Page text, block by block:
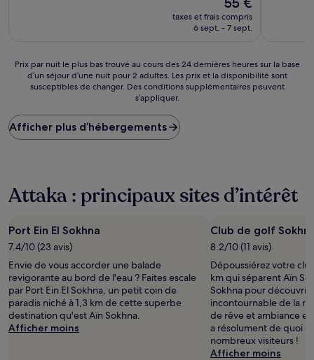
nouveau
prix
55 €
taxes et frais compris
6 sept. - 7 sept.
Prix
plus
bas
trouvé
24 dernières
heures
la
base
d’un
séjour
d’une
nuit
pour
2 adultes.
Les
Prix par nuit le plus bas trouvé au cours des 24 dernières heures sur la base
d’un séjour d’une nuit pour 2 adultes. Les prix et la disponibilité sont
susceptibles de changer. Des conditions supplémentaires peuvent
s’appliquer.
Afficher plus d’hébergements
Attaka : principaux sites d’intérêt
Port Ein El Sokhna
7.4/10 (23 avis)
Envie de vous accorder une balade
revigorante au bord de l'eau ? Faites escale
par Port Ein El Sokhna, un petit coin de
paradis niché à 1,3 km de cette superbe
destination qu'est Aïn Sokhna.
Afficher moins
Club de golf
8.2/10 (11 avis)
Dépoussiérez votre
km qui séparent Aïn
Sokhna pour découvrir
incontournable de la
de rêve et ambiance
a résolument de quoi
nombreux visiteurs !
Afficher moins